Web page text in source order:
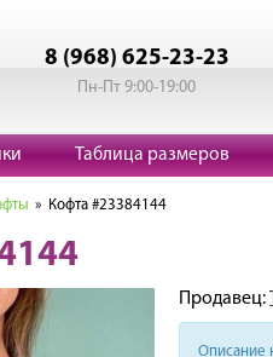
8 (968) 625-23-23
Пн-Пт 9:00-19:00
Таблица размеров
» Кофта #23384144
Продавец:
Описание